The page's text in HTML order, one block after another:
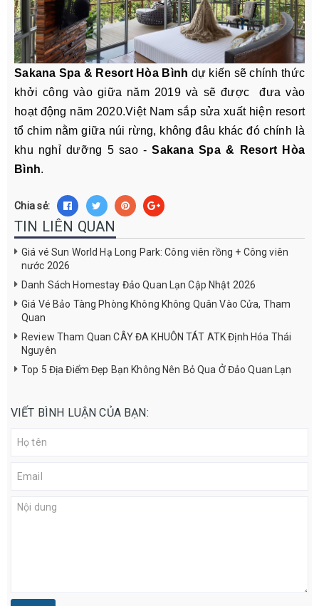
Sakana Spa & Resort Hòa Bình dự kiến sẽ chính thức
khởi công vào giữa năm 2019 và sẽ được đưa vào
hoạt động năm 2020.Việt Nam sắp sửa xuất hiện resort
tổ chim nằm giữa núi rừng, không đâu khác đó chính là
khu nghỉ dưỡng 5 sao -Sakana Spa & Resort Hòa
Bình.
Chia sẻ:
TIN LIÊN QUAN
Giá vé Sun World Hạ Long Park: Công viên rồng + Công viên
nước 2026
Danh Sách Homestay Đảo Quan Lạn Cập Nhật 2026
Giá Vé Bảo Tàng Phòng Không Không Quân Vào Cửa, Tham
Quan
Review Tham Quan CÂY ĐA KHUÔN TÁT ATK Định Hóa Thái
Nguyên
Top 5 Địa Điểm Đẹp Bạn Không Nên Bỏ Qua Ở Đảo Quan Lạn
VIẾT BÌNH LUẬN CỦA BẠN: